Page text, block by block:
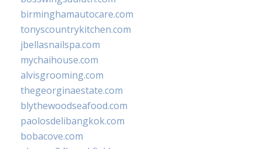
birminghamautocare.com
tonyscountrykitchen.com
jbellasnailspa.com
mychaihouse.com
alvisgrooming.com
thegeorginaestate.com
blythewoodseafood.com
paolosdelibangkok.com
bobacove.com